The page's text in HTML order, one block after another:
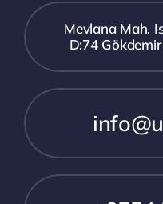
Mevlana Mah.
D:74